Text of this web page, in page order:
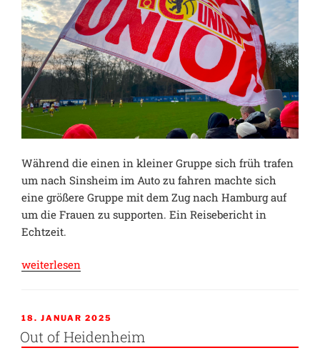
Während die einen in kleiner Gruppe sich früh trafen
um nach Sinsheim im Auto zu fahren machte sich
eine größere Gruppe mit dem Zug nach Hamburg auf
um die Frauen zu supporten. Ein Reisebericht in
Echtzeit.
„Gewonnen
die
Feder
über’s
weiterlesen
VERÖFFENTLICHT
AM
18. JANUAR 2025
Out of Heidenheim